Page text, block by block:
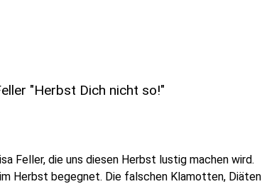
"Herbst Dich nicht so!"
Feller, die uns diesen Herbst lustig machen wird.
Herbst begegnet. Die falschen Klamotten, Diäten